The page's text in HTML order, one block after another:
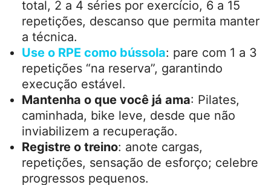
pesado desde o primeiro dia; é essencial
treinar de forma progressiva, com técnica e
frequência suficientes para gerar
adaptação.
Como começar sem travar
Escolha movimentos base:
agachamentos, empurrar, puxar, levantar
do chão.
Adote progressão simples